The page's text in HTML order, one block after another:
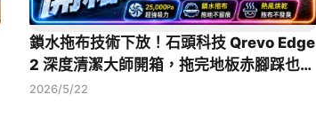
鎖水拖布技術下放！石頭科技 Qrevo Edge
2 深度清潔大師開箱，拖完地板赤腳踩也乾
爽
2026/5/22